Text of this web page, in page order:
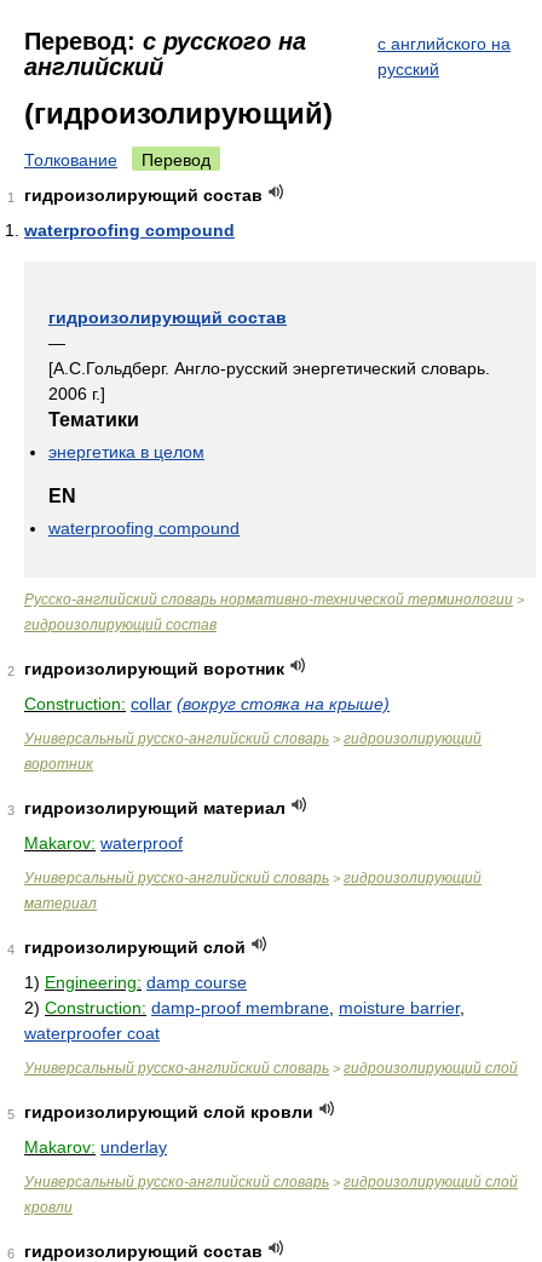
Перевод: с русского на
английский
с английского на
русский
(гидроизолирующий)
Толкование Перевод
1
гидроизолирующий состав
waterproofing compound
гидроизолирующий состав
—
[А.С.Гольдберг. Англо-русский энергетический словарь.
2006 г.]
Тематики
энергетика в целом
EN
waterproofing compound
Русско-английский словарь нормативно-технической терминологии >
гидроизолирующий состав
2
гидроизолирующий воротник
Construction: collar (вокруг стояка на крыше)
Универсальный русско-английский словарь > гидроизолирующий
воротник
3
гидроизолирующий материал
Makarov: waterproof
Универсальный русско-английский словарь > гидроизолирующий
материал
4
гидроизолирующий слой
1) Engineering: damp course
2) Construction: damp-proof membrane moisture barrier,
waterproofer coat
Универсальный русско-английский словарь > гидроизолирующий слой
5
гидроизолирующий слой кровли
Makarov: underlay
Универсальный русско-английский словарь > гидроизолирующий слой
кровли
6
гидроизолирующий состав